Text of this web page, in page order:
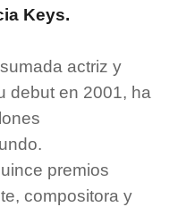
Keys.
actriz y
debut en 2001, ha
premios
compositora y